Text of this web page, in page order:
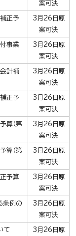
案可決
正予
3月26日原
案可決
事業
3月26日原
案可決
計補
3月26日原
案可決
正予
3月26日原
案可決
算（第
3月26日原
案可決
算（第
3月26日原
案可決
予算
3月26日原
案可決
条例の
3月26日原
案可決
て
3月26日原